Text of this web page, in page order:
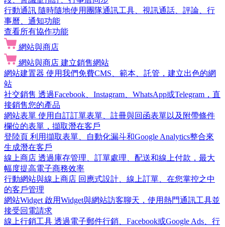
行動通訊 隨時隨地使用團隊通訊工具、視訊通話、評論、行
事曆、通知功能
查看所有協作功能
網站與商店
網站與商店 建立銷售網站
網站建置器 使用我們免費CMS、範本、託管，建立出色的網
站
社交銷售 透過Facebook、Instagram、WhatsApp或Telegram，直
接銷售您的產品
網站表單 使用自訂訂單表單、註冊與回函表單以及附帶條件
欄位的表單，擷取潛在客戶
登陸頁 利用擷取表單、自動化漏斗和Google Analytics整合來
生成潛在客戶
線上商店 透過庫存管理、訂單處理、配送和線上付款，最大
幅度提高電子商務效率
行動網站與線上商店 回應式設計、線上訂單、在您掌控之中
的客戶管理
網站Widget 啟用Widget與網站訪客聊天，使用熱門通訊工具並
接受回電請求
線上行銷工具 透過電子郵件行銷、Facebook或Google Ads、行